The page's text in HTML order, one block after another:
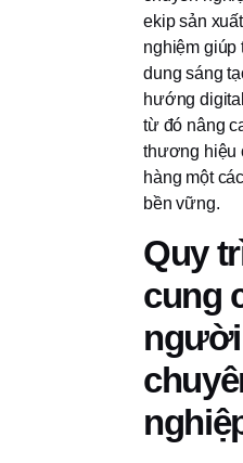
ekip sản
nghiệm giúp
dung sáng
hướng
từ đó nâng
thương hiệu
hàng một
bền vững.
Quy
cung